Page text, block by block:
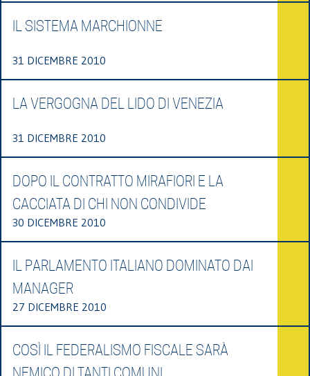
IL SISTEMA MARCHIONNE
31 DICEMBRE 2010
LA VERGOGNA DEL LIDO DI VENEZIA
31 DICEMBRE 2010
DOPO IL CONTRATTO MIRAFIORI E LA
CACCIATA DI CHI NON CONDIVIDE
30 DICEMBRE 2010
IL PARLAMENTO ITALIANO DOMINATO DAI
MANAGER
27 DICEMBRE 2010
COSÌ IL FEDERALISMO FISCALE SARÀ